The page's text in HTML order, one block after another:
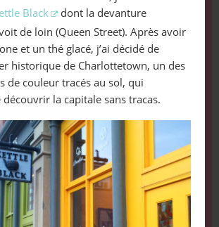
Black
dont la devanture
de loin (Queen Street). Après avoir
et un thé glacé, j’ai décidé de
historique de Charlottetown, un des
de couleur tracés au sol, qui
la capitale sans tracas.